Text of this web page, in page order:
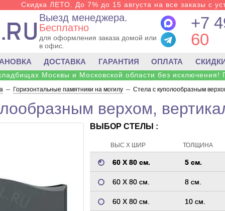
Скидка ЛЕТО. До 7% до 15 августа на все заказы с
Выезд менеджера.
Бесплатно
для оформления заказа домой или
в офис.
+7
60
ДОСТАВКА ГАРАНТИЯ ОПЛАТА
Москвы и Московской области без исключения!
-- Горизонтальные памятники на могилу -- Стела с куполообразным
верхом,
ВЫБОР СТЕЛЫ :
ВЫС Х ШИР ТОЛЩИНА
60 Х 80 см. 5 см.
60 Х 80 см. 8 см.
60 Х 80 см. 10 см.